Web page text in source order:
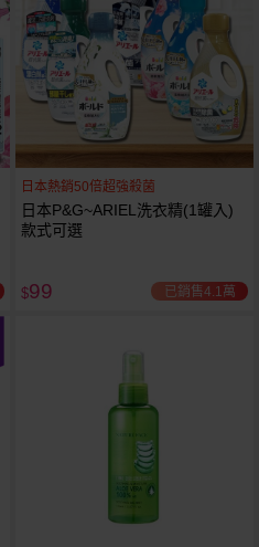
日本熱銷50倍超強殺菌
日本P&G~ARIEL洗衣精(1罐入)
款式可選
$99 已銷售4.1萬